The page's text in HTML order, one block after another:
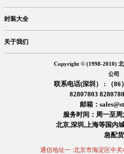
封装大全
关于我们
Copyright © (1998-2010)
公司
联系电话(深圳） : （86
82807803
邮箱：
服务时间：周一至周
北京,深圳,上海等国内
急配货
通信地址一 :北京市海淀区中